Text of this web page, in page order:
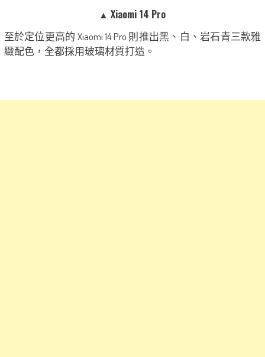
▲ Xiaomi 14 Pro
至於定位更高的 Xiaomi 14 Pro 則推出黑、白、岩石青三款雅
緻配色，全都採用玻璃材質打造。